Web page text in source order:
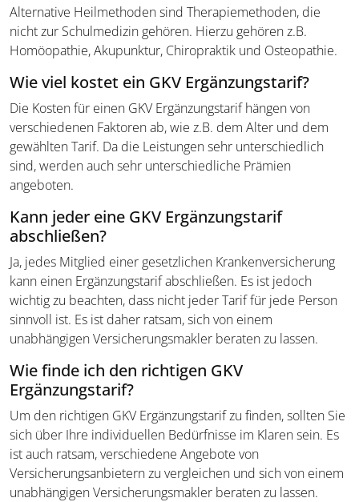
Alternative Heilmethoden sind Therapiemethoden, die
nicht zur Schulmedizin gehören. Hierzu gehören z.B.
Homöopathie, Akupunktur, Chiropraktik und Osteopathie.
Wie viel kostet ein GKV Ergänzungstarif?
Die Kosten für einen GKV Ergänzungstarif hängen von
verschiedenen Faktoren ab, wie z.B. dem Alter und dem
gewählten Tarif. Da die Leistungen sehr unterschiedlich
sind, werden auch sehr unterschiedliche Prämien
angeboten.
Kann jeder eine GKV Ergänzungstarif
abschließen?
Ja, jedes Mitglied einer gesetzlichen Krankenversicherung
kann einen Ergänzungstarif abschließen. Es ist jedoch
wichtig zu beachten, dass nicht jeder Tarif für jede Person
sinnvoll ist. Es ist daher ratsam, sich von einem
unabhängigen Versicherungsmakler beraten zu lassen.
Wie finde ich den richtigen GKV
Ergänzungstarif?
Um den richtigen GKV Ergänzungstarif zu finden, sollten Sie
sich über Ihre individuellen Bedürfnisse im Klaren sein. Es
ist auch ratsam, verschiedene Angebote von
Versicherungsanbietern zu vergleichen und sich von einem
unabhängigen Versicherungsmakler beraten zu lassen.